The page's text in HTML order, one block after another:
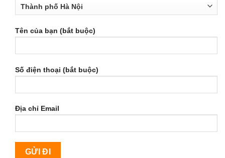
Tên của bạn (bắt buộc)
Số điện thoại (bắt buộc)
Địa chỉ Email